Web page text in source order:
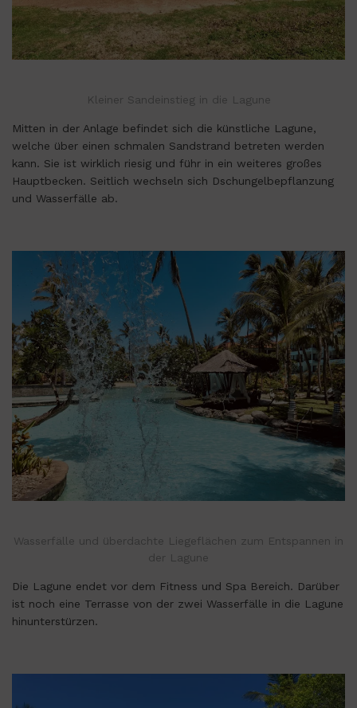
Kleiner Sandeinstieg in die Lagune
Mitten in der Anlage befindet sich die künstliche Lagune,
welche über einen schmalen Sandstrand betreten werden
kann. Sie ist wirklich riesig und führ in ein weiteres großes
Hauptbecken. Seitlich wechseln sich Dschungelbepflanzung
und Wasserfälle ab.
Wasserfälle und überdachte Liegeflächen zum Entspannen in
der Lagune
Die Lagune endet vor dem Fitness und Spa Bereich. Darüber
ist noch eine Terrasse von der zwei Wasserfälle in die Lagune
hinunterstürzen.